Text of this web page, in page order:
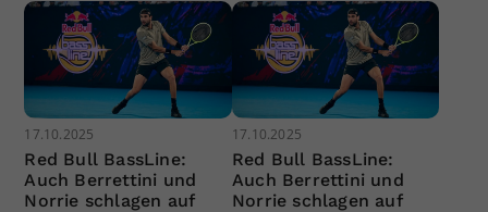
17.10.2025
Red Bull BassLine:
Auch Berrettini und
Norrie schlagen auf
17.10.2025
Red Bull BassLine:
Auch Berrettini und
Norrie schlagen auf